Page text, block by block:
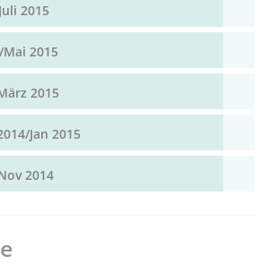
2015
2015
2015
Jan 2015
2014